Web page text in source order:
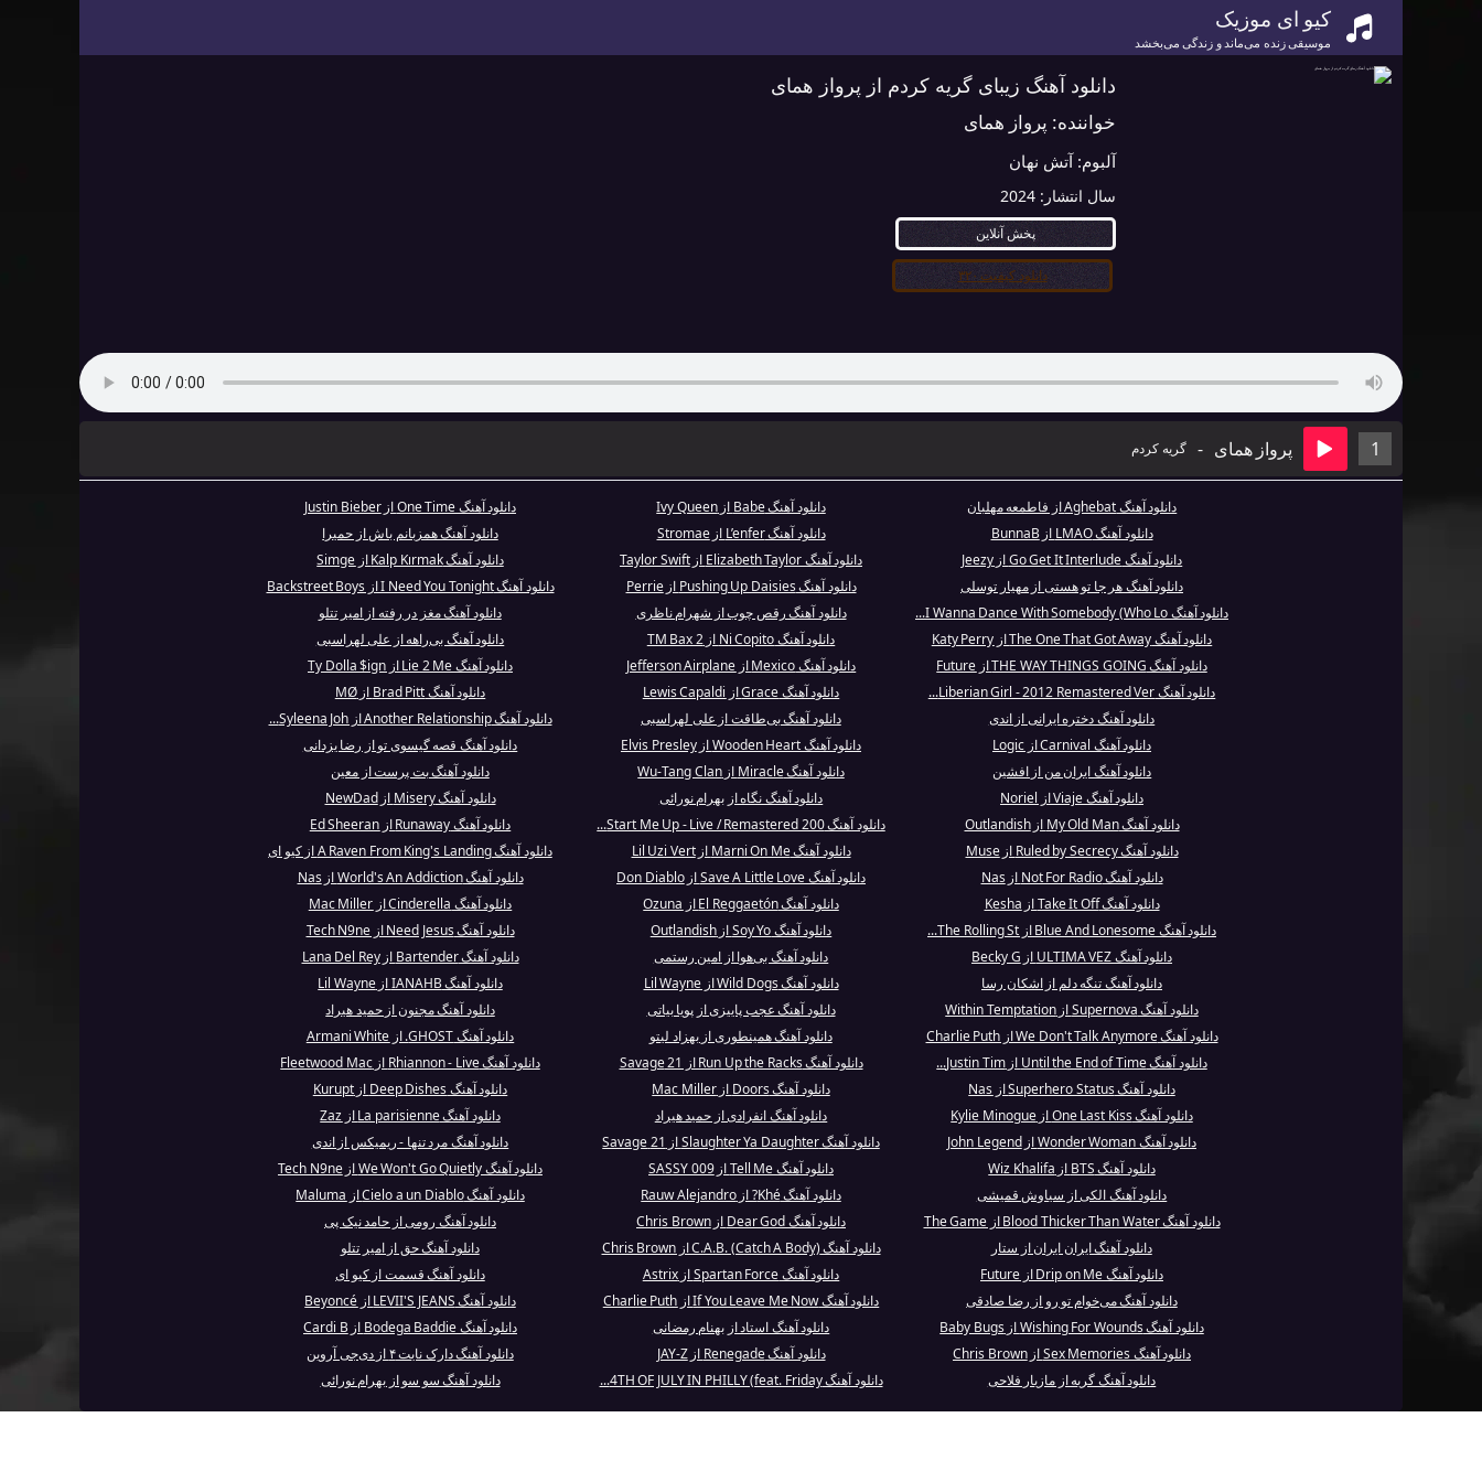
کیو ای موزیک
موسیقی زنده می‌ماند و زندگی می‌بخشد
دانلود آهنگ زیبای گریه کردم از پرواز همای
خواننده: پرواز همای
آلبوم:آتش نهان
سال انتشار: 2024
پخش آنلاین
دانلود کیفیت ۳۲۰
1 پرواز همای - گریه کردم
دانلود آهنگ Aghebat از فاطمعه مهلبان دانلود آهنگ Babe از Ivy Queen
دانلود آهنگ One Time از Justin Bieber
دانلود آهنگ LMAO از BunnaB
دانلود آهنگ L’enfer از Stromae
دانلود آهنگ همزبانم باش از حمیرا
دانلود آهنگ Go Get It Interlude از Jeezy
دانلود آهنگ Elizabeth Taylor از Taylor Swift
دانلود آهنگ Kalp Kırmak از Simge
دانلود آهنگ هر جا تو هستی از مهیار توسلی
دانلود آهنگ Pushing Up Daisies از Perrie
دانلود آهنگ I Need You Tonight از Backstreet Boys
دانلود آهنگ I Wanna Dance With Somebody (Who Lo...
دانلود آهنگ رقص چوب از شهرام ناظری
دانلود آهنگ مغز در رفته از امیر تتلو
دانلود آهنگ The One That Got Away از Katy Perry
دانلود آهنگ Ni Copito از TM Bax 2
دانلود آهنگ بی‌راهه از علی لهراسبی
دانلود آهنگ THE WAY THINGS GOING از Future
دانلود آهنگ Mexico از Jefferson Airplane
دانلود آهنگ Lie 2 Me از Ty Dolla $ign
دانلود آهنگ Liberian Girl - 2012 Remastered Ver...
دانلود آهنگ Grace از Lewis Capaldi
دانلود آهنگ Brad Pitt از MØ
دانلود آهنگ دختره ایرانی از اندی
دانلود آهنگ بی‌طاقت از علی لهراسبی
دانلود آهنگ Another Relationship از Syleena Joh...
دانلود آهنگ Carnival از Logic
دانلود آهنگ Wooden Heart از Elvis Presley
دانلود آهنگ قصه گیسوی تو از رضا یزدانی
دانلود آهنگ ایران من از افشین
دانلود آهنگ Miracle از Wu-Tang Clan
دانلود آهنگ بت‌ پرست از معین
دانلود آهنگ Viaje از Noriel
دانلود آهنگ نگاه از بهرام نورائی
دانلود آهنگ Misery از NewDad
دانلود آهنگ My Old Man از Outlandish
دانلود آهنگ Start Me Up - Live / Remastered 200...
دانلود آهنگ Runaway از Ed Sheeran
دانلود آهنگ Ruled by Secrecy از Muse
دانلود آهنگ Marni On Me از Lil Uzi Vert
دانلود آهنگ A Raven From King's Landing از کیو ای
دانلود آهنگ Not For Radio از Nas
دانلود آهنگ Save A Little Love از Don Diablo
دانلود آهنگ World's An Addiction از Nas
دانلود آهنگ Take It Off از Kesha
دانلود آهنگ El Reggaetón از Ozuna
دانلود آهنگ Cinderella از Mac Miller
دانلود آهنگ Blue And Lonesome از The Rolling St...
دانلود آهنگ Soy Yo از Outlandish
دانلود آهنگ Need Jesus از Tech N9ne
دانلود آهنگ ULTIMA VEZ از Becky G
دانلود آهنگ بی‌هوا از امین رستمی
دانلود آهنگ Bartender از Lana Del Rey
دانلود آهنگ تنگه دلم از اشکان رسا
دانلود آهنگ Wild Dogs از Lil Wayne
دانلود آهنگ IANAHB از Lil Wayne
دانلود آهنگ Supernova از Within Temptation
دانلود آهنگ عجب پاییزی از پویا بیاتی
دانلود آهنگ مجنون از حمید هیراد
دانلود آهنگ We Don't Talk Anymore از Charlie Puth
دانلود آهنگ همینطوری از بهزاد لیتو
دانلود آهنگ GHOST. از Armani White
دانلود آهنگ Until the End of Time از Justin Tim...
دانلود آهنگ Run Up the Racks از 21 Savage
دانلود آهنگ Rhiannon - Live از Fleetwood Mac
دانلود آهنگ Superhero Status از Nas
دانلود آهنگ Doors از Mac Miller
دانلود آهنگ Deep Dishes از Kurupt
دانلود آهنگ One Last Kiss از Kylie Minogue
دانلود آهنگ انفرادی از حمید هیراد
دانلود آهنگ La parisienne از Zaz
دانلود آهنگ Wonder Woman از John Legend
دانلود آهنگ Slaughter Ya Daughter از 21 Savage
دانلود آهنگ مرد تنها - ریمیکس از اندی
دانلود آهنگ BTS از Wiz Khalifa
دانلود آهنگ Tell Me از SASSY 009
دانلود آهنگ We Won't Go Quietly از Tech N9ne
دانلود آهنگ الکی از سیاوش قمیشی
دانلود آهنگ Khé? از Rauw Alejandro
دانلود آهنگ Cielo a un Diablo از Maluma
دانلود آهنگ Blood Thicker Than Water از The Game
دانلود آهنگ Dear God از Chris Brown
دانلود آهنگ رومی از حامد نیک پی
دانلود آهنگ ایران ایران از ستار
دانلود آهنگ C.A.B. (Catch A Body) از Chris Brown
دانلود آهنگ حق از امیر تتلو
دانلود آهنگ Drip on Me از Future
دانلود آهنگ Spartan Force از Astrix
دانلود آهنگ قسمت از کیو ای
دانلود آهنگ می‌خوام تو رو از رضا صادقی
دانلود آهنگ If You Leave Me Now از Charlie Puth
دانلود آهنگ LEVII'S JEANS از Beyoncé
دانلود آهنگ Wishing For Wounds از Baby Bugs
دانلود آهنگ استاد از بهنام رمضانی
دانلود آهنگ Bodega Baddie از Cardi B
دانلود آهنگ Sex Memories از Chris Brown
دانلود آهنگ Renegade از JAY-Z
دانلود آهنگ دارک نایت ۴ از دی‌جی آروین
دانلود آهنگ گریه از مازیار فلاحی
دانلود آهنگ 4TH OF JULY IN PHILLY (feat. Friday... دانلود آهنگ سو سو از بهرام نورائی